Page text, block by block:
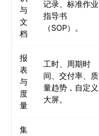
与
文
档
记录、标准作业
指导书
（SOP）。
报
表
与
度
量
工时、周期时
间、交付率、质
量趋势，自定义
大屏。
集